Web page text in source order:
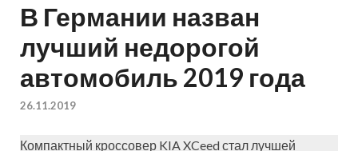
В Германии назван
лучший недорогой
автомобиль 2019 года
26.11.2019
Компактный кроссовер KIA XCeed стал лучшей